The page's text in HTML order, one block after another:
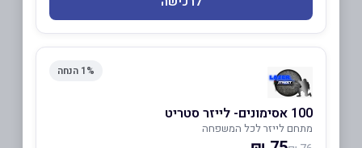
1% הנחה
100 אסימונים- לייזר סטריט
מתחם לייזר לכל המשפחה